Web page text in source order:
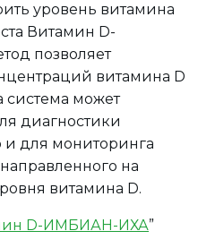
уровень витамина
Витамин D-
позволяет
витамина D
система может
диагностики
для мониторинга
на
витамина D.
D-ИМБИАН-ИХА”